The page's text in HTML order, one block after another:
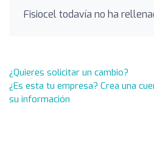
Fisiocel todavía no ha
¿Quieres solicitar un cambio?
¿Es esta tu empresa? Crea una
su información